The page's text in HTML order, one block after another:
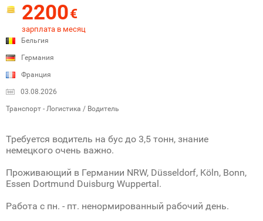
2200€
зарплата в месяц
Бельгия
Германия
Франция
03.08.2026
Транспорт - Логистика / Водитель
Требуется водитель на бус до 3,5 тонн, знание
немецкого очень важно.
Проживающий в Германии NRW, Düsseldorf, Köln, Bonn,
Essen Dortmund Duisburg Wuppertal.
Работа с пн. - пт. ненормированный рабочий день.